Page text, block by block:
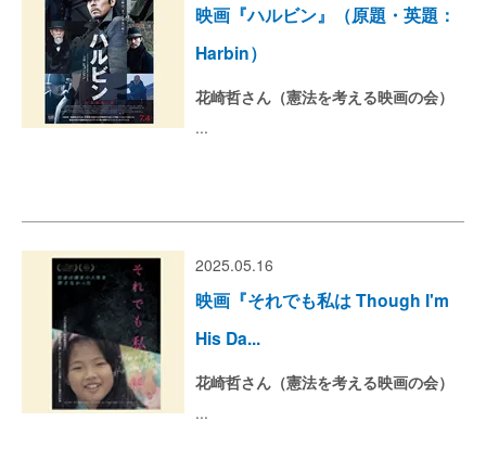
映画『ハルビン』（原題・英題：
Harbin）
花崎哲さん（憲法を考える映画の会）
...
2025.05.16
映画『それでも私は Though I'm
His Da...
花崎哲さん（憲法を考える映画の会）
...